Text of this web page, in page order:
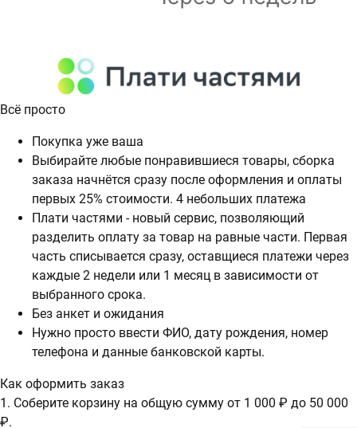
Всё просто
Покупка уже ваша
Выбирайте любые понравившиеся товары, сборка
заказа начнётся сразу после оформления и оплаты
первых 25% стоимости. 4 небольших платежа
Плати частями - новый сервис, позволяющий
разделить оплату за товар на равные части. Первая
часть списывается сразу, оставщиеся платежи через
каждые 2 недели или 1 месяц в зависимости от
выбранного срока.
Без анкет и ожидания
Нужно просто ввести ФИО, дату рождения, номер
телефона и данные банковской карты.
Как оформить заказ
1. Соберите корзину на общую сумму от 1 000 ₽ до 50 000
₽.